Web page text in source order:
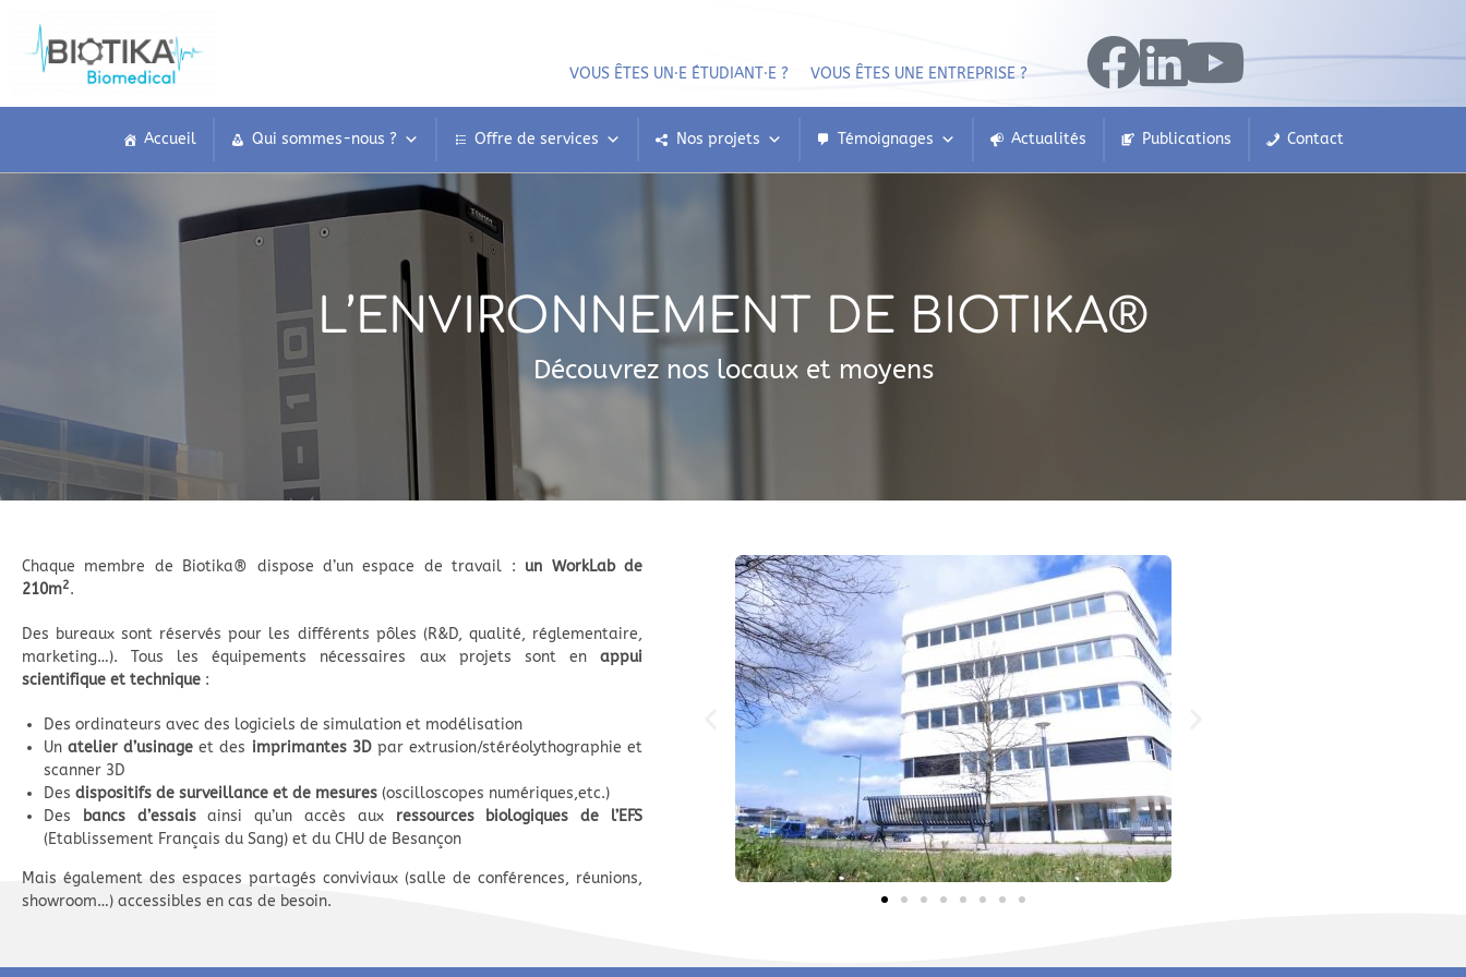
VOUS ÊTES UN⸱E ÉTUDIANT⸱E ? VOUS ÊTES UNE ENTREPRISE ?
Accueil Qui sommes-nous ? Offre de services Nos projets Témoignages Actualités Publications Contact
L’ENVIRONNEMENT DE BIOTIKA®
Découvrez nos locaux et moyens
Chaque membre de Biotika® dispose d’un espace de travail : un WorkLab de
210m2.
Des bureaux sont réservés pour les différents pôles (R&D, qualité, réglementaire,
marketing…). Tous les équipements nécessaires aux projets sont enappui
scientifique et technique :
Des ordinateurs avec des logiciels de simulation et modélisation
Unatelier d’usinage et des imprimantes 3Dpar extrusion/stéréolythographie et
scanner 3D
Des dispositifs de surveillance et de mesures (oscilloscopes numériques,etc.)
Des
bancs d’essaisainsi qu’un accès aux ressources biologiques de l’EFS
(Etablissement Français du Sang) et du CHU de Besançon
Mais également des espaces partagés conviviaux (salle de conférences, réunions,
showroom…) accessibles en cas de besoin.